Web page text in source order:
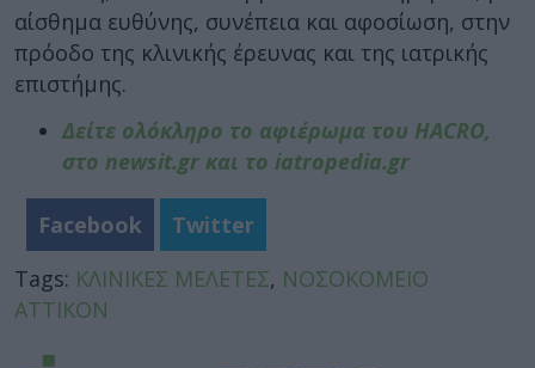
αίσθημα ευθύνης, συνέπεια και αφοσίωση, στην
πρόοδο της κλινικής έρευνας και της ιατρικής
επιστήμης.
Δείτε ολόκληρο το αφιέρωμα του HACRO,
στο newsit.gr και το iatropedia.gr
Facebook
Twitter
Tags: ΚΛΙΝΙΚΕΣ ΜΕΛΕΤΕΣ, ΝΟΣΟΚΟΜΕΙΟ
ΑΤΤΙΚΟΝ